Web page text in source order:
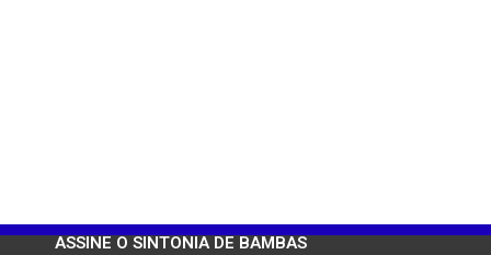
ASSINE O SINTONIA DE BAMBAS